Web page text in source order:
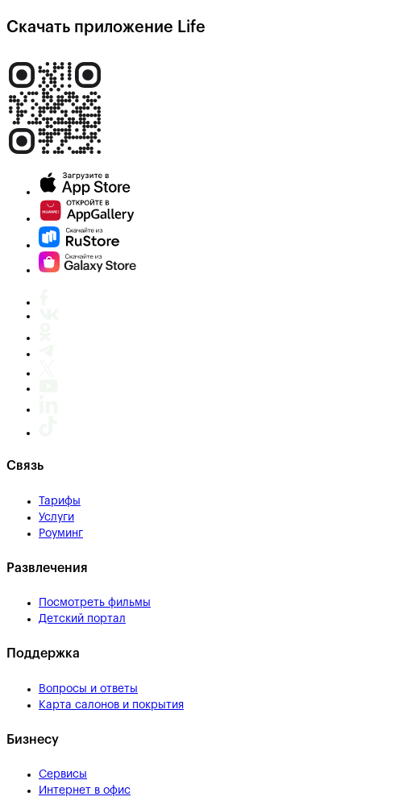
Скачать приложение Life
Связь
Тарифы
Услуги
Роуминг
Развлечения
Посмотреть фильмы
Детский портал
Поддержка
Вопросы и ответы
Карта салонов и покрытия
Бизнесу
Сервисы
Интернет в офис